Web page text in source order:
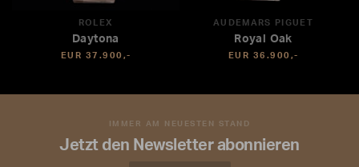
ROLEX
Daytona
EUR 37.900,-
AUDEMARS PIGUET
Royal Oak
EUR 36.900,-
IMMER AM NEUESTEN STAND
Jetzt den Newsletter abonnieren